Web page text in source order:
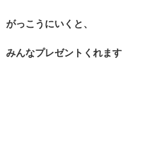
がっこうにいくと、
みんなプレゼントくれます